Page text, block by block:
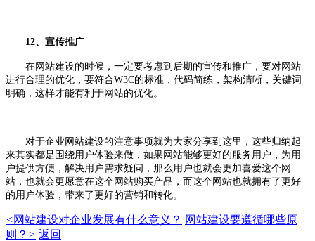
12、宣传推广
在网站建设的时候，一定要考虑到后期的宣传和推广，要对网站
进行合理的优化，要符合W3C的标准，代码简练，架构清晰，关键词
明确，这样才能有利于网站的优化。
对于企业网站建设的注意事项就为大家分享到这里，这些归纳起
来其实都是围绕用户体验来做，如果网站能够更好的服务用户，为用
户提供方便，解决用户需求疑问，那么用户也就会更加喜爱这个网
站，也就会更愿意在这个网站购买产品，而这个网站也就拥有了更好
的用户体验，带来了更好的营销和转化。
<网站建设对企业发展有什么意义？ 网站建设要遵循哪些原
则？ > 返回